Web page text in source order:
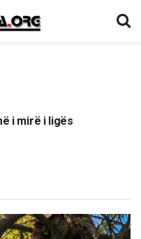
i mirë i ligës